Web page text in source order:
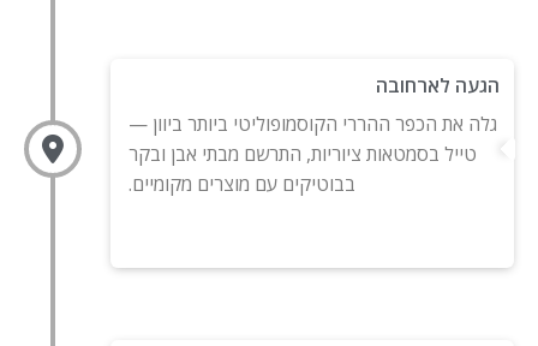
הגעה לארחובה
גלה את הכפר ההררי הקוסמופוליטי ביותר ביוון —
טייל בסמטאות ציוריות, התרשם מבתי אבן ובקר
בבוטיקים עם מוצרים מקומיים.